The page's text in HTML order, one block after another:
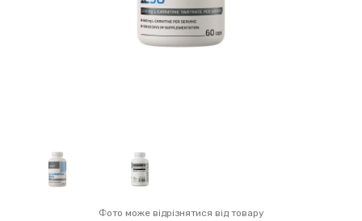
Фото може відрізнятися від товару